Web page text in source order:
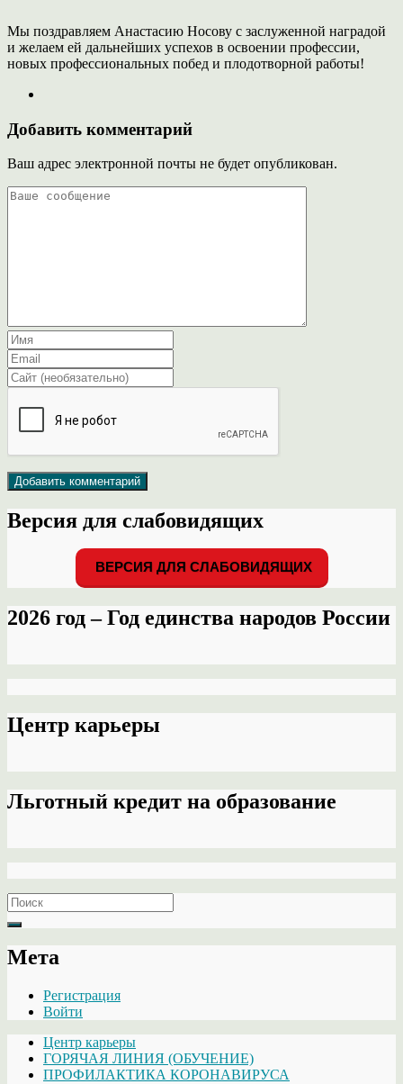
Мы поздравляем Анастасию Носову с заслуженной наградой
и желаем ей дальнейших успехов в освоении профессии,
новых профессиональных побед и плодотворной работы!
Добавить комментарий
Ваш адрес электронной почты не будет опубликован.
Версия для слабовидящих
ВЕРСИЯ ДЛЯ СЛАБОВИДЯЩИХ
2026 год – Год единства народов России
Центр карьеры
Льготный кредит на образование
Search
for:
Мета
Регистрация
Войти
Центр карьеры
ГОРЯЧАЯ ЛИНИЯ (ОБУЧЕНИЕ)
ПРОФИЛАКТИКА КОРОНАВИРУСА